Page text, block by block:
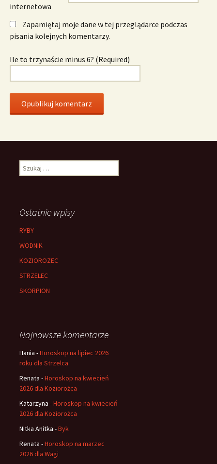
internetowa
Zapamiętaj moje dane w tej przeglądarce podczas
pisania kolejnych komentarzy.
Ile to trzynaście minus 6? (Required)
Szukaj:
Ostatnie wpisy
RYBY
WODNIK
KOZIOROZEC
STRZELEC
SKORPION
Najnowsze komentarze
Hania -Horoskop na lipiec 2026
roku dla Strzelca
Renata -Horoskop na kwiecień
2026 dla Koziorożca
Katarzyna -Horoskop na kwiecień
2026 dla Koziorożca
Nitka Anitka -Byk
Renata -Horoskop na marzec
2026 dla Wagi